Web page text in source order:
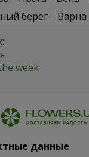
берег Варна
week
данные